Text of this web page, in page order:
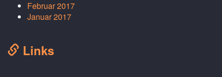
Februar 2017
Januar 2017
Links